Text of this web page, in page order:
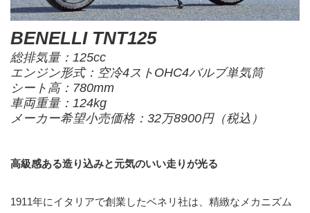
BENELLI TNT125
総排気量：125cc
エンジン形式：空冷4ストOHC4バルブ単気筒
シート高：780mm
車両重量：124kg
メーカー希望小売価格：32万8900円（税込）
高級感ある造り込みと元気のいい走りが光る
1911年にイタリアで創業したベネリ社は、精緻なメカニズム